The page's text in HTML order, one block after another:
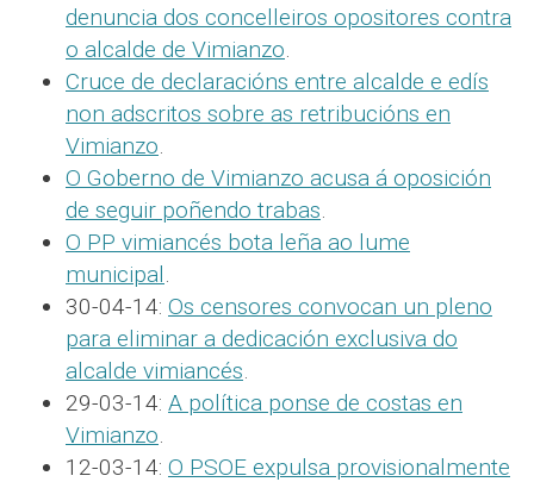
denuncia dos concelleiros opositores contra
o alcalde de Vimianzo.
Cruce de declaracións entre alcalde e edís
non adscritos sobre as retribucións en
Vimianzo.
O Goberno de Vimianzo acusa á oposición
de seguir poñendo trabas.
O PP vimiancés bota leña ao lume
municipal.
30-04-14: Os censores convocan un pleno
para eliminar a dedicación exclusiva do
alcalde vimiancés.
29-03-14: A política ponse de costas en
Vimianzo.
12-03-14: O PSOE expulsa provisionalmente